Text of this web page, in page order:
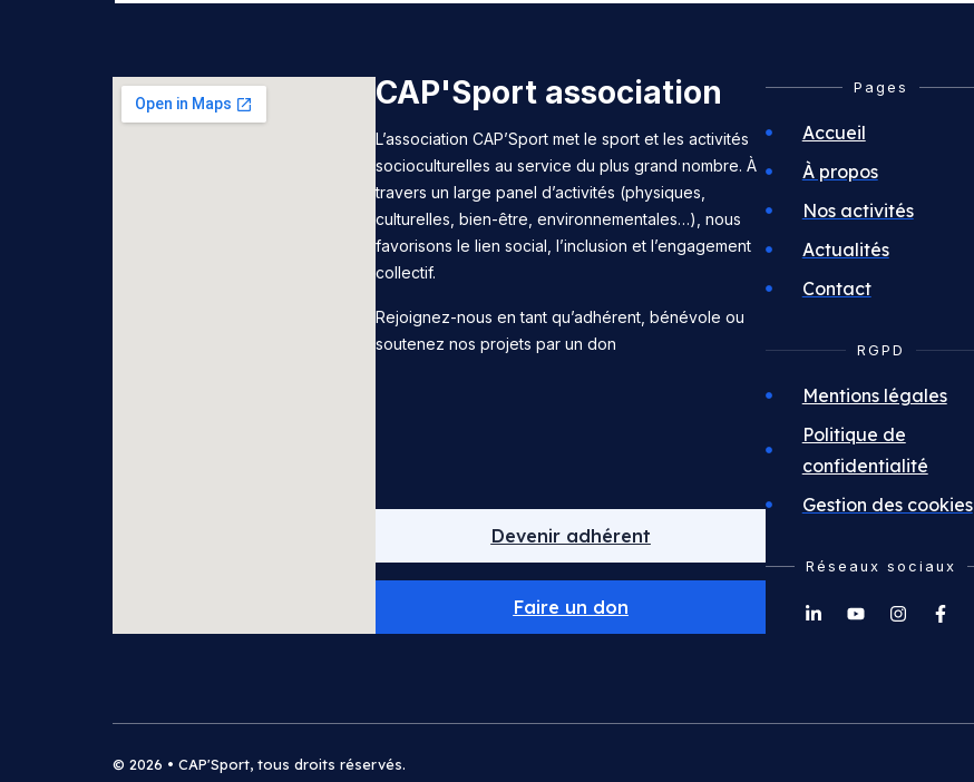
CAP'Sport association
L’association CAP’Sport met le sport et les activités
socioculturelles au service du plus grand nombre. À
travers un large panel d’activités (physiques,
culturelles, bien-être, environnementales…), nous
favorisons le lien social, l’inclusion et l’engagement
collectif.
Rejoignez-nous en tant qu’adhérent, bénévole ou
soutenez nos projets par un don
Devenir adhérent
Faire un don
Pages
Accueil
À propos
Nos activités
Actualités
Contact
RGPD
Mentions légales
Politique de
confidentialité
Gestion des cookies
Réseaux sociaux
© 2026 • CAP'Sport, tous droits réservés.